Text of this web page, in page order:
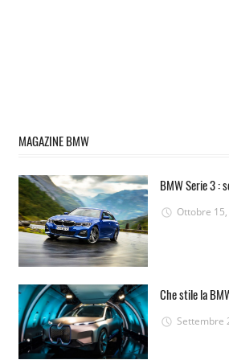
MAGAZINE BMW
BMW Serie 3 :
Ottobre
Che stile la
Settembre